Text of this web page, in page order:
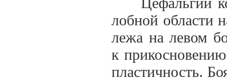
лобной области
лежа на левом
к
пластичность.